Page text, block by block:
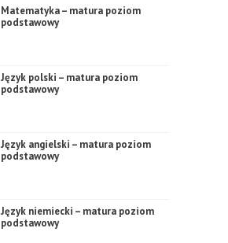
Matematyka – matura poziom
podstawowy
Język polski – matura poziom
podstawowy
Język angielski – matura poziom
podstawowy
Język niemiecki – matura poziom
podstawowy